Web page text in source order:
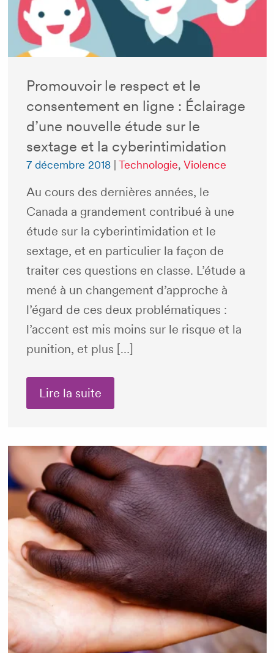
Promouvoir le respect et le
consentement en ligne : Éclairage
d’une nouvelle étude sur le
sextage et la cyberintimidation
7 décembre 2018| Technologie, Violence
Au cours des dernières années, le
Canada a grandement contribué à une
étude sur la cyberintimidation et le
sextage, et en particulier la façon de
traiter ces questions en classe. L’étude a
mené à un changement d’approche à
l’égard de ces deux problématiques :
l’accent est mis moins sur le risque et la
punition, et plus […]
Lire la suite